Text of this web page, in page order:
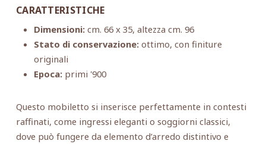
CARATTERISTICHE
Dimensioni:cm. 66 x 35, altezza cm. 96
Stato di conservazione:ottimo, con finiture
originali
Epoca:primi '900
Questo mobiletto si inserisce perfettamente in contesti
raffinati, come ingressi eleganti o soggiorni classici,
dove può fungere da elemento d’arredo distintivo e